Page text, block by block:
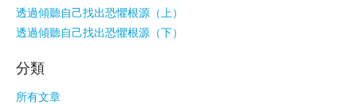
透過傾聽自己找出恐懼根源（上）
透過傾聽自己找出恐懼根源（下）
分類
所有文章